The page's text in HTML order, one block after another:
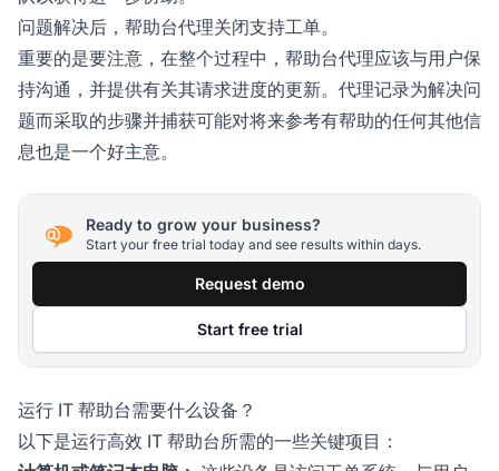
问题解决后，帮助台代理关闭支持工单。
重要的是要注意，在整个过程中，帮助台代理应该与用户保
持沟通，并提供有关其请求进度的更新。代理记录为解决问
题而采取的步骤并捕获可能对将来参考有帮助的任何其他信
息也是一个好主意。
Ready to grow your business?
Start your free trial today and see results within days.
Request demo
Start free trial
运行 IT 帮助台需要什么设备？
以下是运行高效 IT 帮助台所需的一些关键项目：